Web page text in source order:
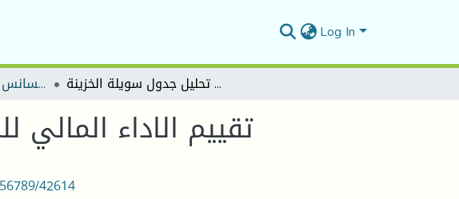
Log In
Graduate Reports - تقارير الليسانس تقييم الاداء المالي للمؤسسة من خلال تحليل جدول سويلة الخزينة
تقييم الاداء
42614